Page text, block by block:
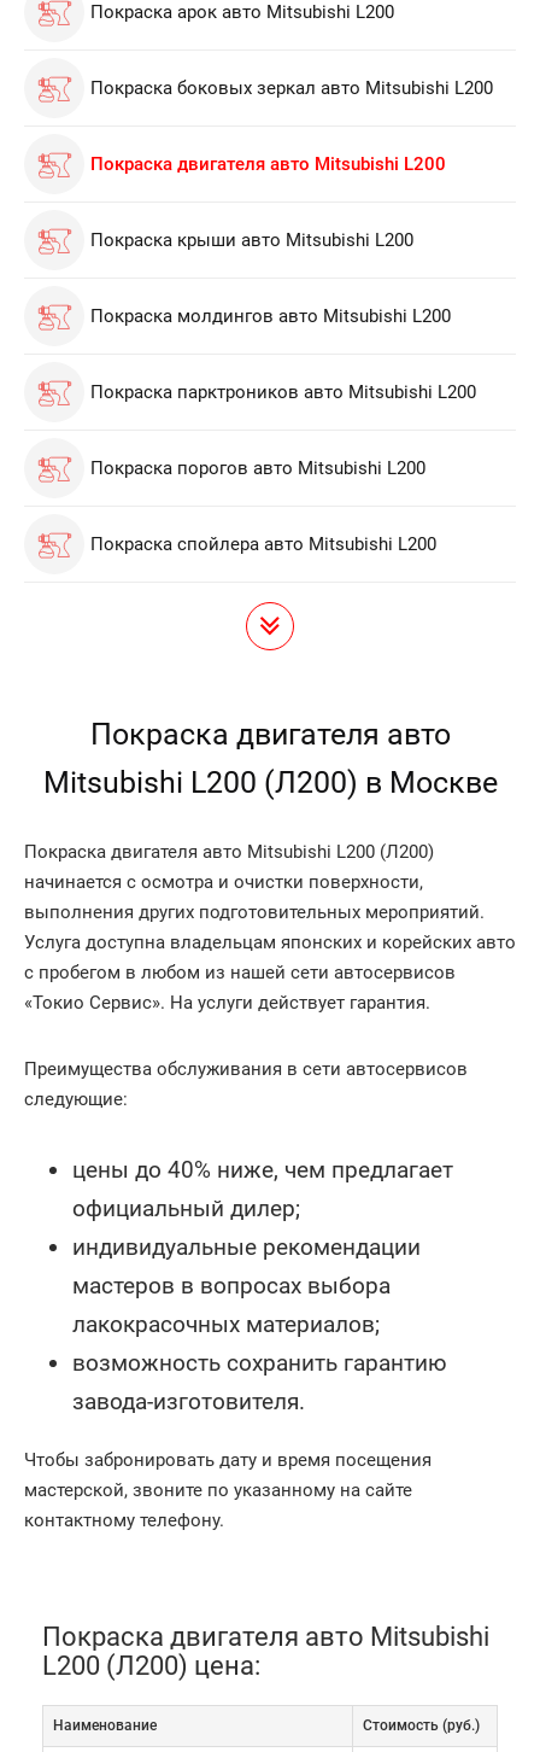
Покраска арок авто Mitsubishi L200
Покраска боковых зеркал авто Mitsubishi L200
Покраска двигателя авто Mitsubishi L200
Покраска крыши авто Mitsubishi L200
Покраска молдингов авто Mitsubishi L200
Покраска парктроников авто Mitsubishi L200
Покраска порогов авто Mitsubishi L200
Покраска спойлера авто Mitsubishi L200
Покраска двигателя авто
Mitsubishi L200 (Л200) в Москве
Покраска двигателя авто Mitsubishi L200 (Л200)
начинается с осмотра и очистки поверхности,
выполнения других подготовительных мероприятий.
Услуга доступна владельцам японских и корейских авто
с пробегом в любом из нашей сети автосервисов
«Токио Сервис». На услуги действует гарантия.
Преимущества обслуживания в сети автосервисов
следующие:
цены до 40% ниже, чем предлагает
официальный дилер;
индивидуальные рекомендации
мастеров в вопросах выбора
лакокрасочных материалов;
возможность сохранить гарантию
завода-изготовителя.
Чтобы забронировать дату и время посещения
мастерской, звоните по указанному на сайте
контактному телефону.
Покраска двигателя авто Mitsubishi
L200 (Л200) цена:
Наименование Cтоимость (руб.)